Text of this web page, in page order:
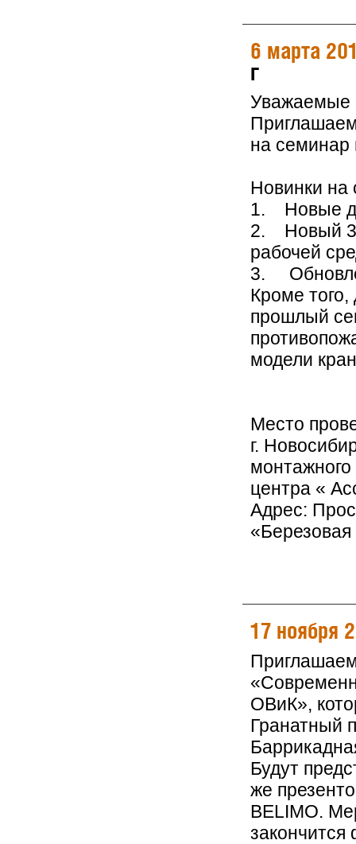
6 марта
г
Уважаемые
на семинар
Новинки на
1. Новые
2. Новый 3-
рабочей
3.
Кроме
прошлый
модели
Место
г.
центра «
Адрес:
17 ноября
ОВиК»,
Гранатный
Будут
же
BELIMO.